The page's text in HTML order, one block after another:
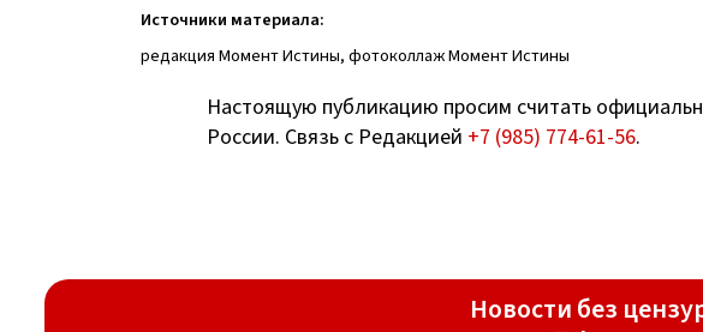
Источники материала:
редакция Момент Истины, фотоколлаж Момент Истины
Настоящую публикацию просим считать
России. Связь с Редакцией +7 (985) 774-61-56.
Новости без